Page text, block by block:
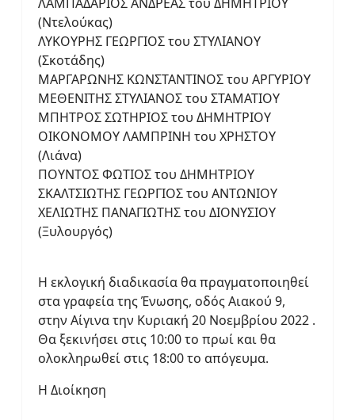
(Ντελούκας)
ΛΥΚΟΥΡΗΣ ΓΕΩΡΓΙΟΣ του ΣΤΥΛΙΑΝΟΥ
(Σκοτάδης)
ΜΑΡΓΑΡΩΝΗΣ ΚΩΝΣΤΑΝΤΙΝΟΣ του ΑΡΓΥΡΙΟΥ
ΜΕΘΕΝΙΤΗΣ ΣΤΥΛΙΑΝΟΣ του ΣΤΑΜΑΤΙΟΥ
ΜΠΗΤΡΟΣ ΣΩΤΗΡΙΟΣ του ΔΗΜΗΤΡΙΟΥ
ΟΙΚΟΝΟΜΟΥ ΛΑΜΠΡΙΝΗ του ΧΡΗΣΤΟΥ
(Λιάνα)
ΠΟΥΝΤΟΣ ΦΩΤΙΟΣ του ΔΗΜΗΤΡΙΟΥ
ΣΚΑΛΤΣΙΩΤΗΣ ΓΕΩΡΓΙΟΣ του ΑΝΤΩΝΙΟΥ
ΧΕΛΙΩΤΗΣ ΠΑΝΑΓΙΩΤΗΣ του ΔΙΟΝΥΣΙΟΥ
(Ξυλουργός)
H εκλογική διαδικασία θα πραγματοποιηθεί
στα γραφεία της Ένωσης, οδός Αιακού 9,
στην Αίγινα την Κυριακή 20 Νοεμβρίου 2022 .
Θα ξεκινήσει στις 10:00 το πρωί και θα
ολοκληρωθεί στις 18:00 το απόγευμα.
Η Διοίκηση